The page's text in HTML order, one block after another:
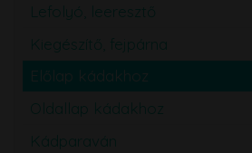
Lefolyó, leeresztő
Kiegészítő, fejpárna
Előlap kádakhoz
Oldallap kádakhoz
Kádparaván